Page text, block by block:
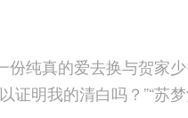
纯真的爱去换与贺家
明我的清白吗？”“苏